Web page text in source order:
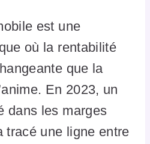
est une
où la rentabilité
que la
En 2023, un
dans les marges
tracé une ligne entre